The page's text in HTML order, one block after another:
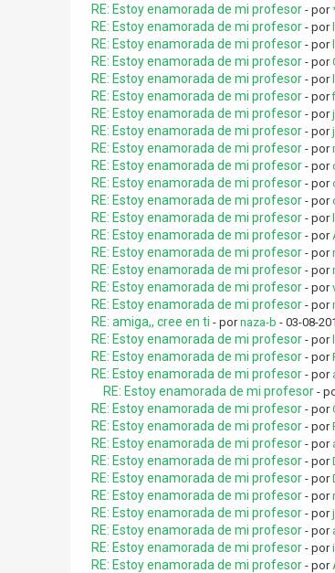
RE: Estoy enamorada de mi profesor - por
RE: Estoy enamorada de mi profesor - por
RE: Estoy enamorada de mi profesor - por
RE: Estoy enamorada de mi profesor - por
RE: Estoy enamorada de mi profesor - por
RE: Estoy enamorada de mi profesor - por
RE: Estoy enamorada de mi profesor - por
RE: Estoy enamorada de mi profesor - por
RE: Estoy enamorada de mi profesor - por
RE: Estoy enamorada de mi profesor - por
RE: Estoy enamorada de mi profesor - por
RE: Estoy enamorada de mi profesor - por
RE: Estoy enamorada de mi profesor - por
RE: Estoy enamorada de mi profesor - por
RE: Estoy enamorada de mi profesor - por
RE: Estoy enamorada de mi profesor - por
RE: Estoy enamorada de mi profesor - por
RE: Estoy enamorada de mi profesor - por
RE: amiga,, cree en ti - pornaza-b - 03-08-
RE: Estoy enamorada de mi profesor - por
RE: Estoy enamorada de mi profesor - por
RE: Estoy enamorada de mi profesor - por
RE: Estoy enamorada de mi profesor -
RE: Estoy enamorada de mi profesor - por
RE: Estoy enamorada de mi profesor - por
RE: Estoy enamorada de mi profesor - por
RE: Estoy enamorada de mi profesor - por
RE: Estoy enamorada de mi profesor - por
RE: Estoy enamorada de mi profesor - por
RE: Estoy enamorada de mi profesor - por
RE: Estoy enamorada de mi profesor - por
RE: Estoy enamorada de mi profesor - por
RE: Estoy enamorada de mi profesor - por